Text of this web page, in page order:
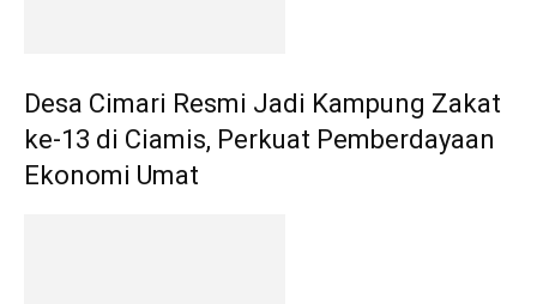
Desa Cimari Resmi Jadi Kampung Zakat
ke-13 di Ciamis, Perkuat Pemberdayaan
Ekonomi Umat